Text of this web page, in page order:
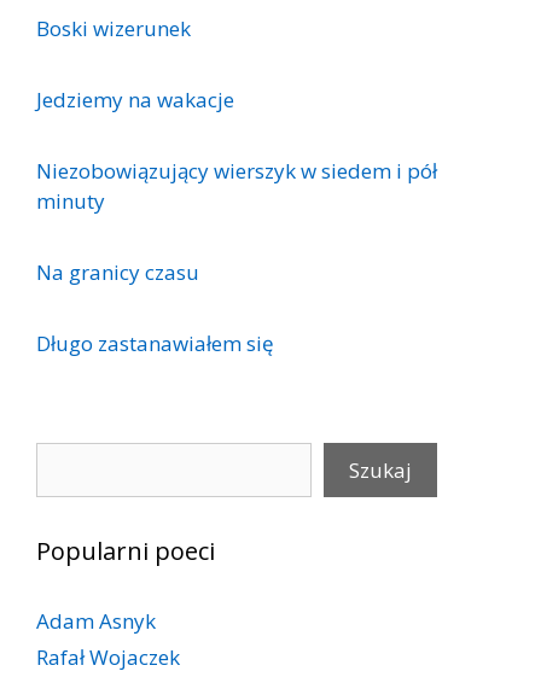
Boski wizerunek
Jedziemy na wakacje
Niezobowiązujący wierszyk w siedem i pół
minuty
Na granicy czasu
Długo zastanawiałem się
Szukaj
Popularni poeci
Adam Asnyk
Rafał Wojaczek